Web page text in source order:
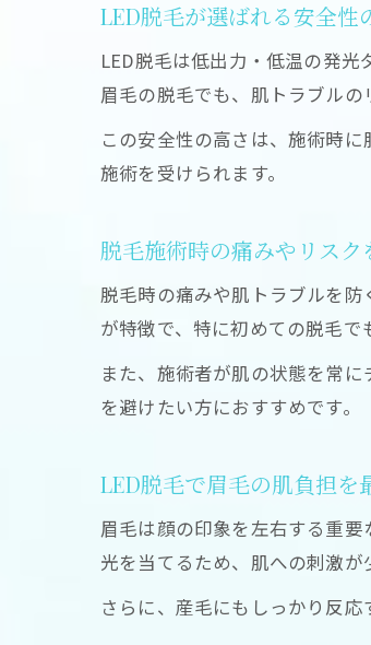
LED脱毛が選ばれる安全性
LED脱毛は低出力・低温の発
眉毛の脱毛でも、肌トラブルの
この安全性の高さは、施術時
施術を受けられます。
脱毛施術時の痛みやリスク
脱毛時の痛みや肌トラブルを
が特徴で、特に初めての脱毛で
また、施術者が肌の状態を常
を避けたい方におすすめです。
LED脱毛で眉毛の肌負担を
眉毛は顔の印象を左右する重
光を当てるため、肌への刺激が
さらに、産毛にもしっかり反